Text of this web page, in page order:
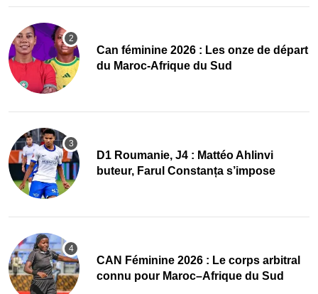
‎Can féminine 2026 : Les onze de départ
du Maroc-Afrique du Sud
D1 Roumanie, J4 : Mattéo Ahlinvi
buteur, Farul Constanța s’impose
‎CAN Féminine 2026 : Le corps arbitral
connu pour Maroc–Afrique du Sud